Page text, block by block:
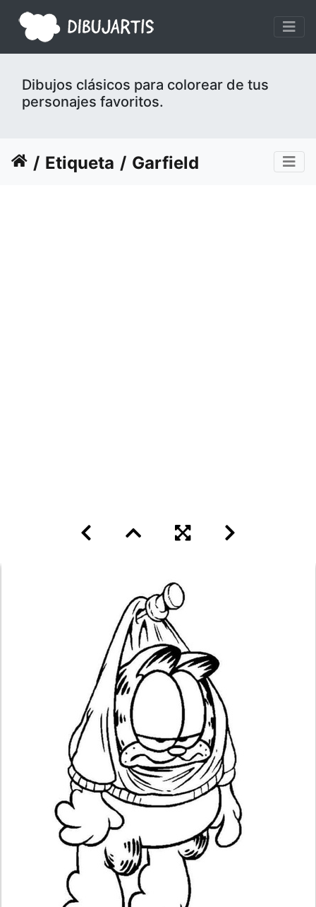
Dibujos clásicos para colorear de tus
personajes favoritos.
Etiqueta Garfield